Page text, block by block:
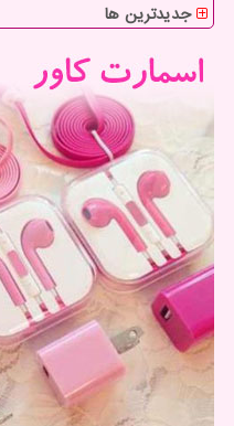
جدیدترین ها